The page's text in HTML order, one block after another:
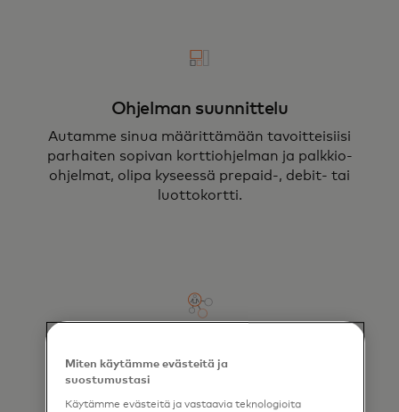
Ohjelman suunnittelu
Autamme sinua määrittämään tavoitteisiisi
parhaiten sopivan korttiohjelman ja palkkio-
ohjelmat, olipa kyseessä prepaid-, debit- tai
luottokortti.
Kumppani- ja lanseeraustuki
Tarjoamme kortinhallintapalveluja, mukaan
lukien kumppanuudet ohjelmapäälliköiden ja
Miten käytämme evästeitä ja
suostumustasi
Käytämme evästeitä ja vastaavia teknologioita